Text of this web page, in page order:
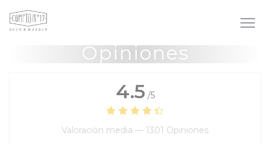
Personalización de sus opciones de cookies
Opiniones
4.5 /5
Valoración media — 1301 Opiniones